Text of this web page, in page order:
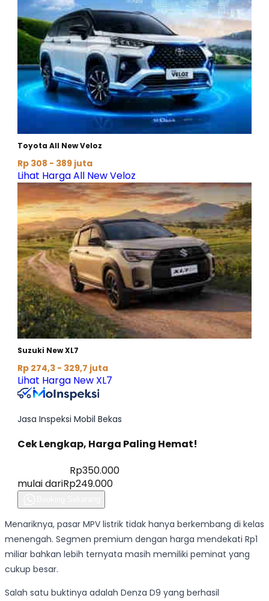
Menariknya, pasar MPV listrik tidak hanya berkembang di kelas
menengah. Segmen premium dengan harga mendekati Rp1
miliar bahkan lebih ternyata masih memiliki peminat yang
cukup besar.
Salah satu buktinya adalah Denza D9 yang berhasil